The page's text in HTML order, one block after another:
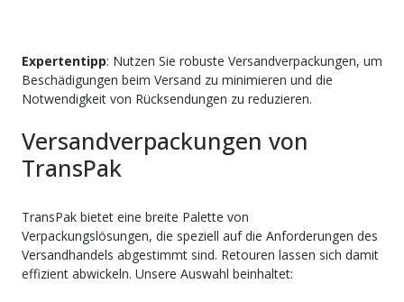
Expertentipp: Nutzen Sie robuste Versandverpackungen, um
Beschädigungen beim Versand zu minimieren und die
Notwendigkeit von Rücksendungen zu reduzieren.
Versandverpackungen von
TransPak
TransPak bietet eine breite Palette von
Verpackungslösungen, die speziell auf die Anforderungen des
Versandhandels abgestimmt sind. Retouren lassen sich damit
effizient abwickeln. Unsere Auswahl beinhaltet: